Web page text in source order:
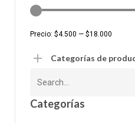
Precio: $4.500 — $18.000
Categorías de
Categorías